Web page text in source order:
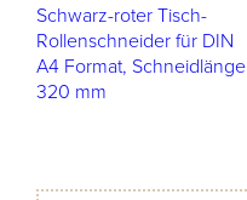
Schwarz-roter Tisch-
Rollenschneider für DIN
A4 Format, Schneidlänge
320 mm